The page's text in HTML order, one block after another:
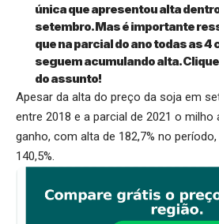
única que apresentou alta
setembro. Mas é importante
que na parcial do ano todas as
seguem acumulando alta.
do assunto!
Apesar da alta do preço da soja em
entre 2018 e a parcial de 2021 o
ganho, com alta de 182,7% no
140,5%.